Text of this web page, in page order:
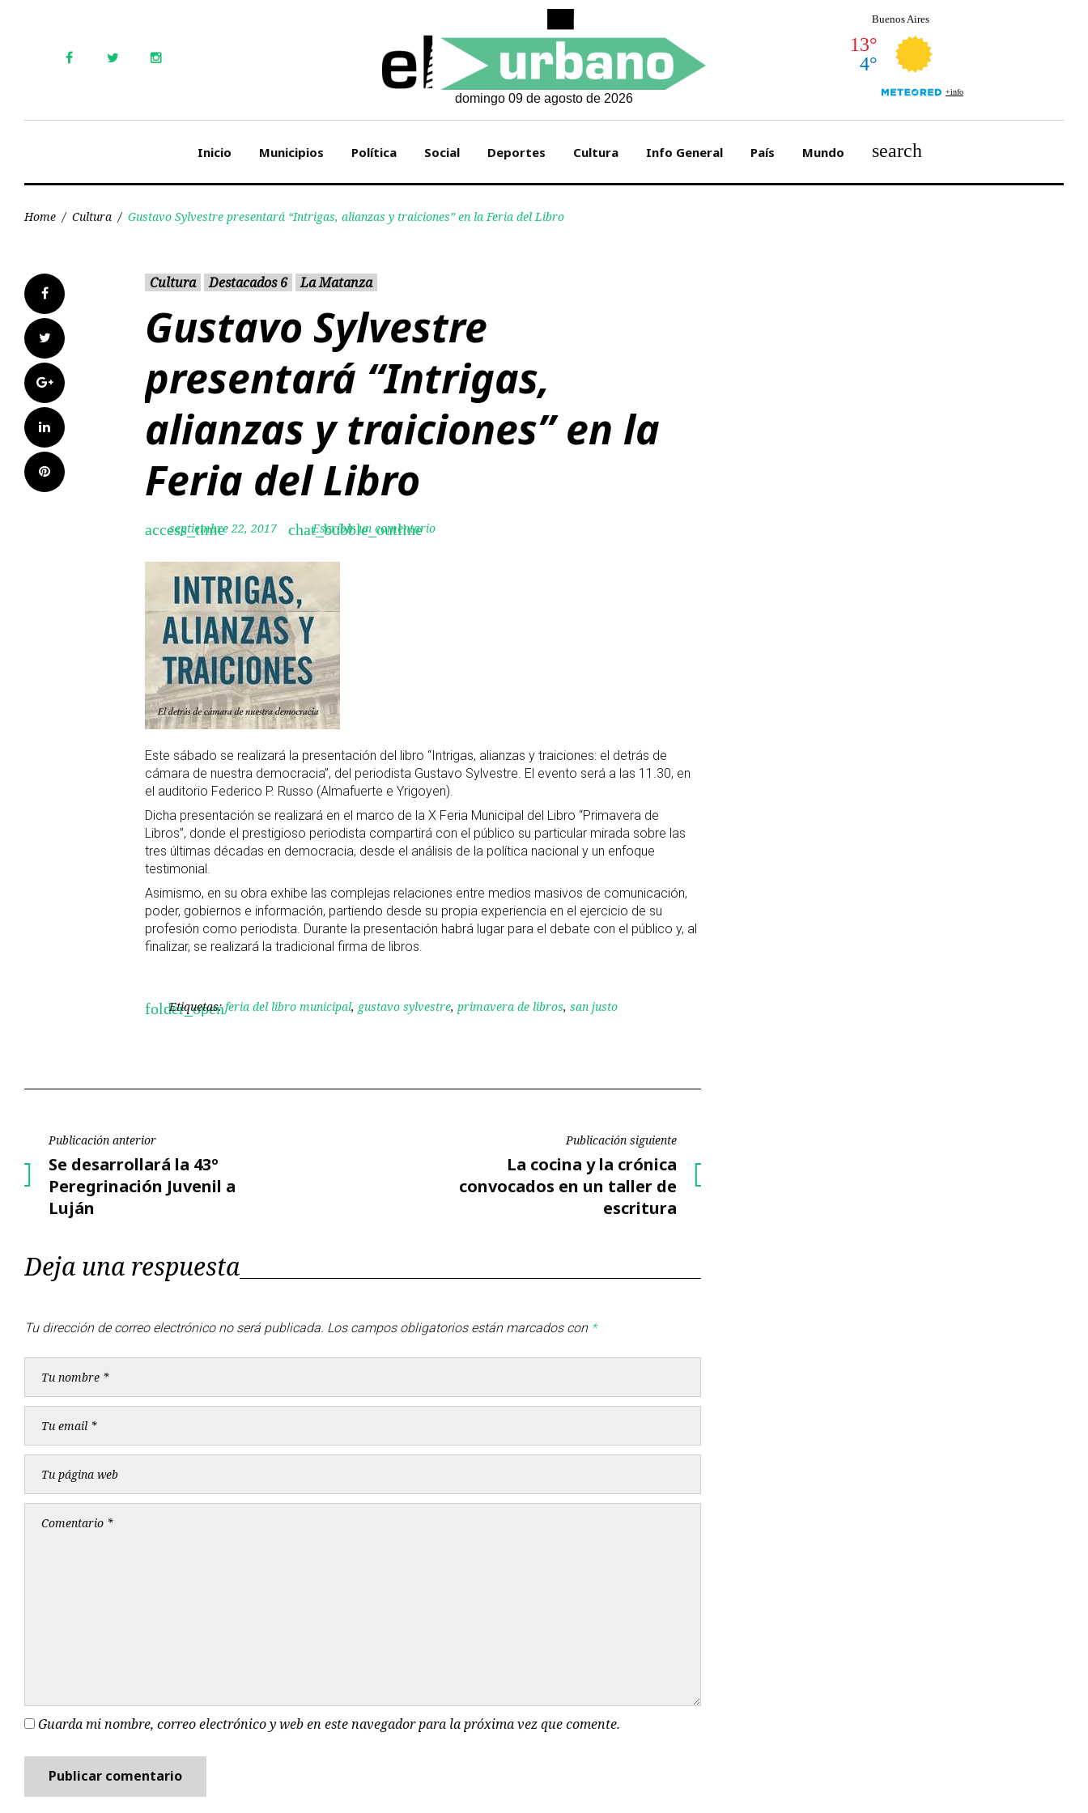
domingo 09 de agosto de 2026
Inicio Municipios Política Social Deportes Cultura Info General País Mundo search
Home / Cultura / Gustavo Sylvestre presentará “Intrigas, alianzas y traiciones” en la Feria del Libro
Facebook
Twitter
Google+
LinkedIn
Pinterest
Cultura Destacados 6 La Matanza
Gustavo Sylvestre
presentará “Intrigas,
alianzas y traiciones” en la
Feria del Libro
access_time
septiembre 22, 2017 chat_bubble_outline
Escribir un comentario
Este sábado se realizará la presentación del libro “Intrigas, alianzas y traiciones: el detrás de
cámara de nuestra democracia”, del periodista Gustavo Sylvestre. El evento será a las 11.30, en
el auditorio Federico P. Russo (Almafuerte e Yrigoyen).
Dicha presentación se realizará en el marco de la X Feria Municipal del Libro “Primavera de
Libros”, donde el prestigioso periodista compartirá con el público su particular mirada sobre las
tres últimas décadas en democracia, desde el análisis de la política nacional y un enfoque
testimonial.
Asimismo, en su obra exhibe las complejas relaciones entre medios masivos de comunicación,
poder, gobiernos e información, partiendo desde su propia experiencia en el ejercicio de su
profesión como periodista. Durante la presentación habrá lugar para el debate con el público y, al
finalizar, se realizará la tradicional firma de libros.
folder_open
Etiquetas:feria del libro municipal, gustavo sylvestre, primavera de libros, san justo
Navegación
de
entradas
Publicación anterior
Publicación
anterior
Se desarrollará la 43º
Peregrinación Juvenil a
Luján
Publicación siguiente
Publicación
siguiente
La cocina y la crónica
convocados en un taller de
escritura
Deja una respuesta
Tu dirección de correo electrónico no será publicada. Los campos obligatorios están marcados con *
Guarda mi nombre, correo electrónico y web en este navegador para la próxima vez que comente.